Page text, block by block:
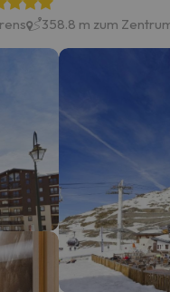
die Ihrer Suche
verirrt. Sobald er seinen
358.8 m zum